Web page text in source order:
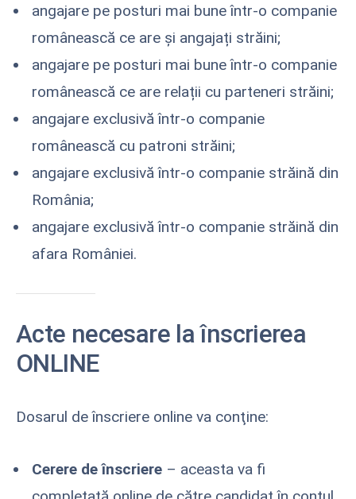
angajare pe posturi mai bune într-o companie
românească ce are și angajați străini;
angajare pe posturi mai bune într-o companie
românească ce are relații cu parteneri străini;
angajare exclusivă într-o companie
românească cu patroni străini;
angajare exclusivă într-o companie străină din
România;
angajare exclusivă într-o companie străină din
afara României.
Acte necesare la înscrierea
ONLINE
Dosarul de înscriere online va conţine:
Cerere de înscriere – aceasta va fi